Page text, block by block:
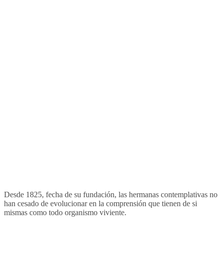
Desde 1825, fecha de su fundación, las hermanas contemplativas no
han cesado de evolucionar en la comprensión que tienen de si
mismas como todo organismo viviente.